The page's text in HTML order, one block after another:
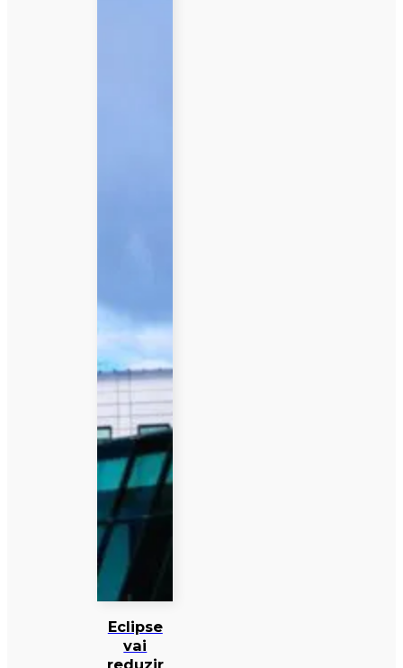
Eclipse
vai
reduzir